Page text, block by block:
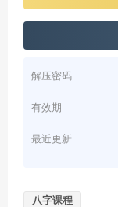
解压密码
有效期
最近更新
八字课程